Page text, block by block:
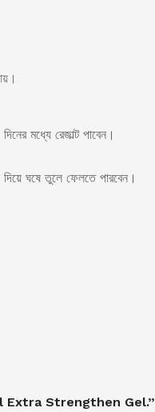
মধ্যে রেজাল্ট পাবেন।
ঘষে তুলে ফেলতে পারবেন।
Extra Strengthen Gel.”